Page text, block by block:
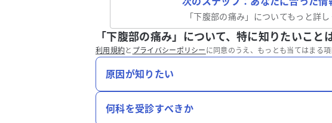
「下腹部の痛み 」についてもっと詳
「下腹部の痛み」について、特に知りたいこと
利用規約と プライバシーポリシー に同意のうえ、もっとも当てはまる項
原因が知りたい
何科を受診すべきか